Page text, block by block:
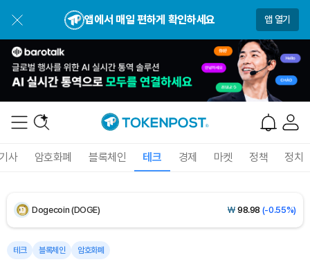
앱에서 매일 편하게 확인하세요 앱 열기
사 암호화폐 블록체인 테크 경제 마켓 정책 정치
USDC (USDC) ₩1,422(-0.02%)
XRP (XRP) ₩1,488(-2.23%)
Dogecoin (DOGE) ₩ 98.98 (-0.55%)
Bitcoin (BTC)
테크 블록체인 암호화폐